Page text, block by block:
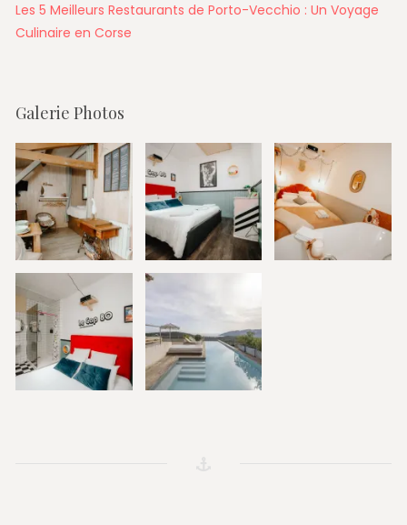
Les 5 Meilleurs Restaurants de Porto-Vecchio : Un Voyage
Culinaire en Corse
Galerie Photos